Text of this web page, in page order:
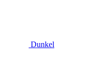
Dunkel